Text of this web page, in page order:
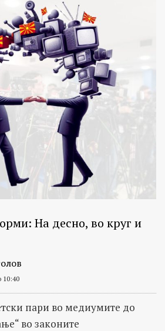
На десно, во круг и
10:40
пари во медиумите до
во законите